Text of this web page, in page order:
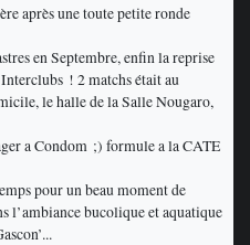
après une toute petite ronde
en Septembre, enfin la reprise
! 2 matchs était au
le halle de la Salle Nougaro,
a Condom ;) formule a la CATE
pour un beau moment de
l’ambiance bucolique et aquatique